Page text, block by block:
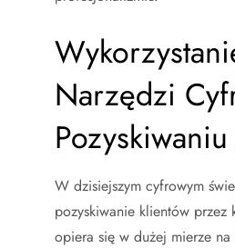
Narzędzi
W dzisiejszym cyfrowym
pozyskiwanie klientów przez
opiera się w dużej mierze